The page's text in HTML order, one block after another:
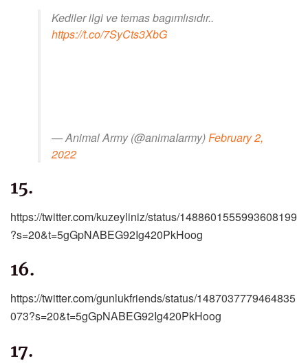
Kediler ilgi ve temas bagımlısıdır..
https://t.co/7SyCts3XbG
— Animal Army (@animaIarmy) February 2,
2022
15.
https://twitter.com/kuzeyliniz/status/1488601555993608199
?s=20&t=5gGpNABEG92Ig420PkHoog
16.
https://twitter.com/gunlukfriends/status/1487037779464835
073?s=20&t=5gGpNABEG92Ig420PkHoog
17.